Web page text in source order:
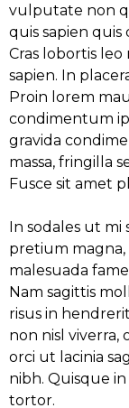
vulputate non
quis sapien
Cras lobortis
sapien. In
Proin lorem
condimentum
gravida
massa, fringilla
Fusce sit amet
In sodales ut mi
pretium
malesuada
Nam sagittis
risus in
non nisl
orci ut lacinia
nibh. Quisque
tortor.